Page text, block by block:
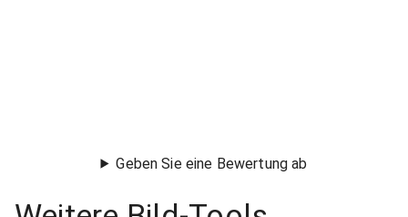
Geben Sie eine Bewertung ab